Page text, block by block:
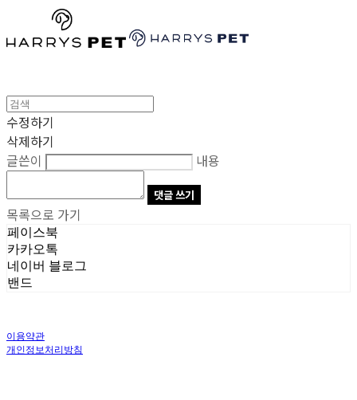
수정하기
삭제하기
글쓴이
내용
댓글 쓰기
목록으로 가기
페이스북
카카오톡
네이버 블로그
밴드
이용약관
개인정보처리방침